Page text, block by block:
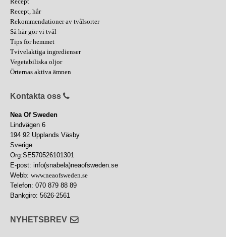
Recept, hår
Rekommendationer av tvålsorter
Så här gör vi tvål
Tips för hemmet
Tvivelaktiga ingredienser
Vegetabiliska oljor
Örternas aktiva ämnen
Kontakta oss
Nea Of Sweden
Lindvägen 6
194 92 Upplands Väsby
Sverige
Org:SE570526101301
E-post: info(snabela)neaofsweden.se
Webb: www.neaofsweden.se
Telefon: 070 879 88 89
Bankgiro: 5626-2561
NYHETSBREV